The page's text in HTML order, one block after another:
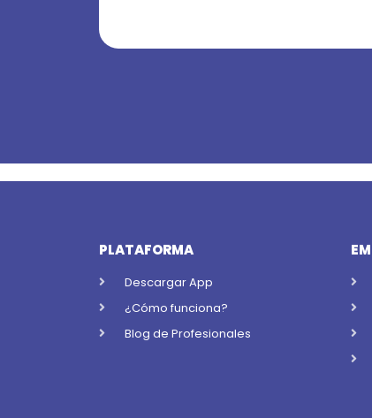
PLATAFORMA
Descargar App
¿Cómo funciona?
Blog de Profesionales